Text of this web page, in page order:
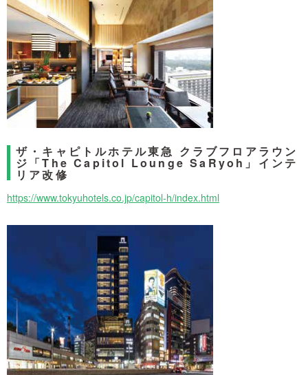
ザ・キャピトルホテル東急 クラブフロアラウン
ジ「The Capitol Lounge SaRyoh」インテ
リア改修
https://www.tokyuhotels.co.jp/capitol-h/index.html